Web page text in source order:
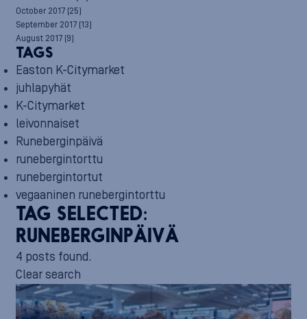
October 2017 (25)
September 2017 (13)
August 2017 (9)
TAGS
Easton K-Citymarket
juhlapyhät
K-Citymarket
leivonnaiset
Runeberginpäivä
runebergintorttu
runebergintortut
vegaaninen runebergintorttu
TAG SELECTED:
RUNEBERGINPÄIVÄ
4 posts found.
Clear search